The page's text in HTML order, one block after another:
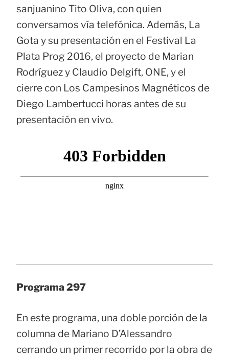
sanjuanino Tito Oliva, con quien
conversamos vía telefónica. Además, La
Gota y su presentación en el Festival La
Plata Prog 2016, el proyecto de Marian
Rodríguez y Claudio Delgift, ONE, y el
cierre con Los Campesinos Magnéticos de
Diego Lambertucci horas antes de su
presentación en vivo.
Programa 297
En este programa, una doble porción de la
columna de Mariano D’Alessandro
cerrando un primer recorrido por la obra de